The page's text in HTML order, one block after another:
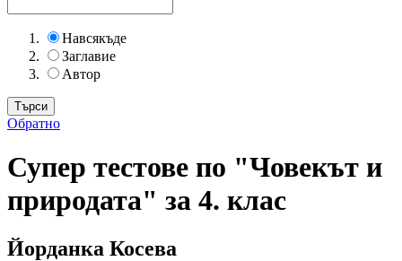
Навсякъде
Заглавие
Автор
Обратно
Супер тестове по "Човекът и
природата" за 4. клас
Йорданка Косева